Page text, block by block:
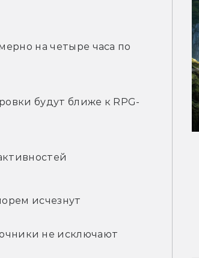
на четыре часа по
будут ближе к RPG-
исчезнут
не исключают